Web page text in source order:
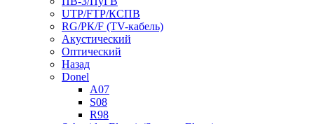
UTP/FTP/КСПВ
RG/РК/F (TV-кабель)
Акустический
Оптический
Назад
Donel
A07
S08
R98